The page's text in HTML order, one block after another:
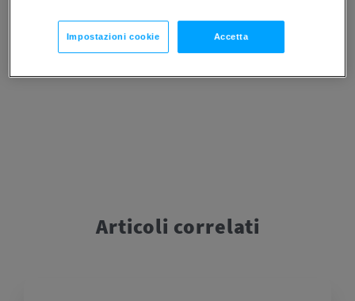
Nella stessa sezione, puoi impostare la posizione, il ritardo
e gli effetti. Gli effetti includono
dissolvenza, scuotimento,
ridimensionamento e scorrimento da diverse direzioni.
Articoli correlati
Impostazioni cookie Accetta